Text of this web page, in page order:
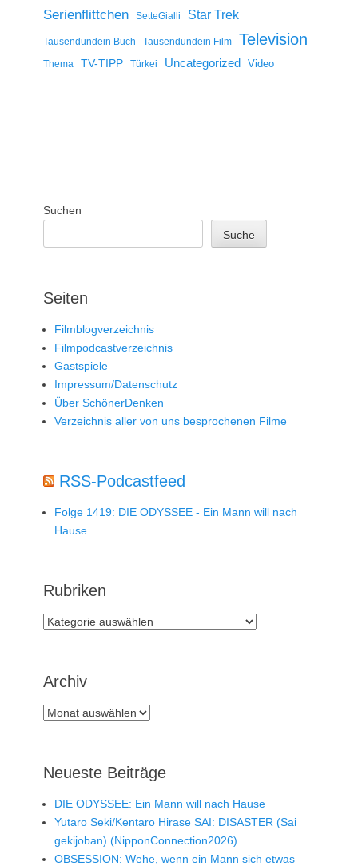
Serienflittchen SetteGialli Star Trek
Tausendundein Buch Tausendundein Film Television
Thema TV-TIPP Türkei Uncategorized Video
Suchen
Suche
Seiten
Filmblogverzeichnis
Filmpodcastverzeichnis
Gastspiele
Impressum/Datenschutz
Über SchönerDenken
Verzeichnis aller von uns besprochenen Filme
RSS-Podcastfeed
Folge 1419: DIE ODYSSEE - Ein Mann will nach
Hause
Rubriken
Rubriken
Archiv
Archiv
Neueste Beiträge
DIE ODYSSEE: Ein Mann will nach Hause
Yutaro Seki/Kentaro Hirase SAI: DISASTER (Sai
gekijoban) (NipponConnection2026)
OBSESSION: Wehe, wenn ein Mann sich etwas